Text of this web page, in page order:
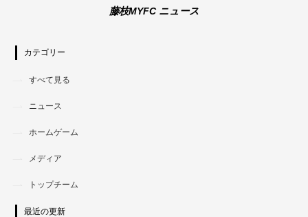
藤枝MYFC ニュース
カテゴリー
すべて見る
ニュース
ホームゲーム
メディア
トップチーム
最近の更新